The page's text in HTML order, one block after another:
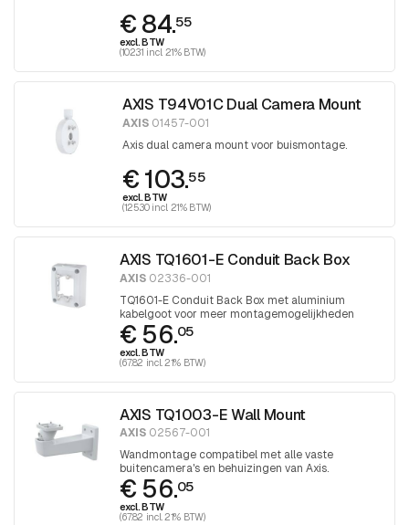
schroevendraaier
€ 84.55
excl. BTW
(102.31 incl. 21% BTW)
AXIS T94V01C Dual Camera Mount
AXIS01457-001
Axis dual camera mount voor buismontage.
€ 103.55
excl. BTW
(125.30 incl. 21% BTW)
AXIS TQ1601-E Conduit Back Box
AXIS 02336-001
TQ1601-E Conduit Back Box met aluminium
kabelgoot voor meer montagemogelijkheden
€ 56.05
excl. BTW
(67.82 incl. 21% BTW)
AXIS TQ1003-E Wall Mount
AXIS 02567-001
Wandmontage compatibel met alle vaste
buitencamera's en behuizingen van Axis.
€ 56.05
excl. BTW
(67.82 incl. 21% BTW)